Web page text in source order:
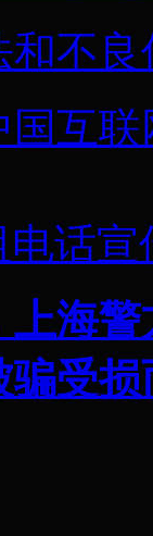
和不
国互
电话宣
海
受